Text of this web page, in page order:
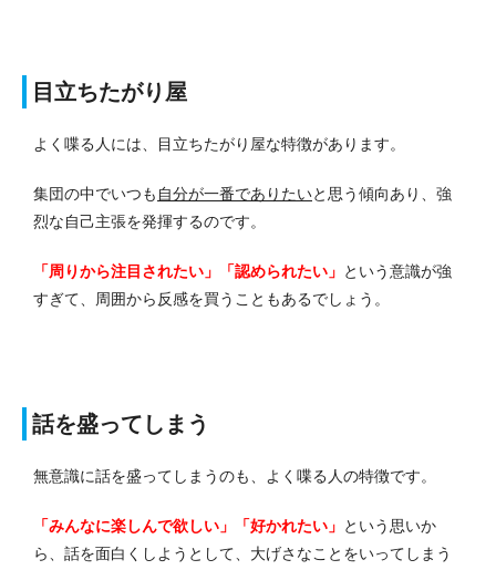
目立ちたがり屋
よく喋る人には、目立ちたがり屋な特徴があります。
集団の中でいつも 自分が一番でありたいと思う傾向あり、強
烈な自己主張を発揮するのです。
「周りから注目されたい」「認められたい」 という意識が強
すぎて、周囲から反感を買うこともあるでしょう。
話を盛ってしまう
無意識に話を盛ってしまうのも、よく喋る人の特徴です。
「みんなに楽しんで欲しい」「好かれたい」 という思いか
ら、話を面白くしようとして、大げさなことをいってしまう